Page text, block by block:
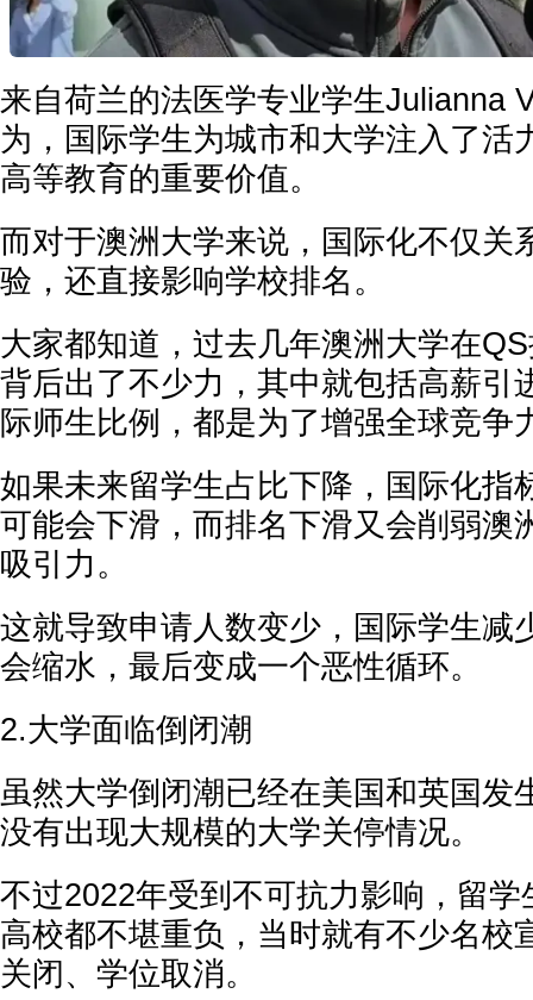
来自荷兰的法医学专业学生Julianna
为，国际学生为城市和大学注入了活
高等教育的重要价值。
而对于澳洲大学来说，国际化不仅关
验，还直接影响学校排名。
大家都知道，过去几年澳洲大学在
背后出了不少力，其中就包括高薪引
际师生比例，都是为了增强全球竞争
如果未来留学生占比下降，国际化指
可能会下滑，而排名下滑又会削弱澳
吸引力。
这就导致申请人数变少，国际学生减
会缩水，最后变成一个恶性循环。
2.大学面临倒闭潮
虽然大学倒闭潮已经在美国和英国发
没有出现大规模的大学关停情况。
不过2022年受到不可抗力影响，留
高校都不堪重负，当时就有不少名校
关闭、学位取消。